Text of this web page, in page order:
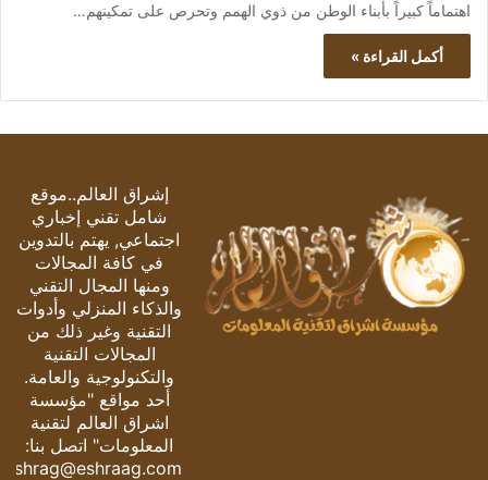
اهتماماً كبيراً بأبناء الوطن من ذوي الهمم وتحرص على تمكينهم…
أكمل القراءة »
إشراق العالم..موقع
شامل تقني إخباري
اجتماعي, يهتم بالتدوين
في كافة المجالات
ومنها المجال التقني
والذكاء المنزلي وأدوات
التقنية وغير ذلك من
المجالات التقنية
والتكنولوجية والعامة.
أحد مواقع "مؤسسة
اشراق العالم لتقنية
المعلومات" اتصل بنا:
eshrag@eshraag.com